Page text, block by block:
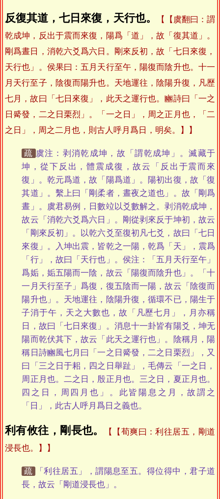
反復其道，七日來復，天行也。
【虞翻曰：謂
乾成坤，反出于震而來復，陽爲「道」，故「復其道」。
剛爲晝日，消乾六爻爲六日。剛來反初，故「七日來復，
天行也」。侯果曰：五月天行至午，陽復而陰升也。十一
月天行至子，陰復而陽升也。天地運往，陰陽升復，凡歷
七月，故曰「七日來復」，此天之運行也。豳詩曰「一之
日觱發，二之日栗烈」。「一之日」，周之正月也，「二
之日」，周之二月也，則古人呼月爲日，明矣。】
疏 虞注：剥消乾成坤，故「謂乾成坤」。滅藏于
坤，從下反出，體震成復，故云「反出于震而來
復」。乾元爲道，故「陽爲道」。陽初出復，故「復
其道」。繫上曰「剛柔者，晝夜之道也」。故「剛爲
晝」。虞君易例，日數竝以爻數解之。剥消乾成坤，
故云「消乾六爻爲六日」。剛從剥來反于坤初，故云
「剛來反初」。以乾六爻至復初凡七爻，故曰「七日
來復」。入坤出震，皆乾之一陽，乾爲「天」，震爲
「行」，故曰「天行也」。侯注：「五月天行至午」
爲姤，姤五陽而一陰，故云「陽復而陰升也」。「十
一月天行至子」爲復，復五陰而一陽，故云「陰復而
陽升也」。天地運往，陰陽升復，循環不已，陽生于
子消于午，天之大數也，故「凡歷七月」，月亦稱
日，故曰「七日來復」。消息十一卦皆有陽爻，坤无
陽而乾伏其下，故云「此天之運行也」。陰稱月，陽
稱日詩豳風七月曰「一之日觱發，二之日栗烈」，又
曰「三之日于耜，四之日舉趾」，毛傳云「一之日，
周正月也。二之日，殷正月也。三之日，夏正月也。
四之日，周四月也」。此皆陽息之月，故謂之
「日」，此古人呼月爲日之義也。
利有攸往，剛長也。
【荀爽曰：利往居五，剛道
浸長也。】
疏
「利往居五」，謂陽息至五。得位得中，君子道
長，故云「剛道浸長也」。